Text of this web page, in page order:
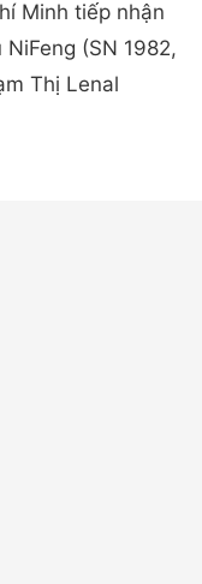
Minh tiếp nhận
(SN 1982,
Thị Lenal